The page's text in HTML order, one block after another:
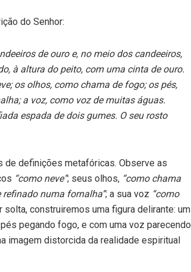
do Senhor:
de ouro e, no meio dos candeeiros,
à altura do peito, com uma cinta de ouro.
os olhos, como chama de fogo; os pés,
a voz, como voz de muitas águas.
espada de dois gumes. O seu rosto
de definições metafóricas. Observe as
“como neve”; seus olhos, “como chama
refinado numa fornalha”; a sua voz “como
construiremos uma figura delirante: um
pegando fogo, e com uma voz parecendo
imagem distorcida da realidade espiritual